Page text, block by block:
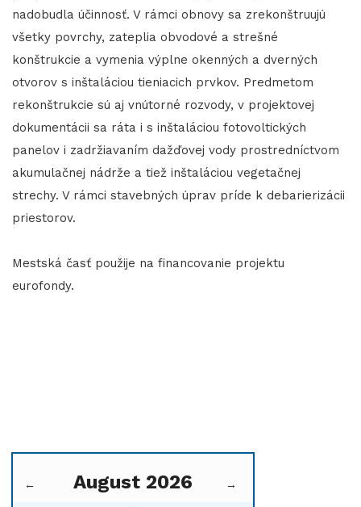
nadobudla účinnosť. V rámci obnovy sa zrekonštruujú
všetky povrchy, zateplia obvodové a strešné
konštrukcie a vymenia výplne okenných a dverných
otvorov s inštaláciou tieniacich prvkov. Predmetom
rekonštrukcie sú aj vnútorné rozvody, v projektovej
dokumentácii sa ráta i s inštaláciou fotovoltických
panelov i zadržiavaním dažďovej vody prostredníctvom
akumulačnej nádrže a tiež inštaláciou vegetačnej
strechy. V rámci stavebných úprav príde k debarierizácii
priestorov.
​​​​​​​Mestská časť použije na financovanie projektu
eurofondy.
← August 2026 →